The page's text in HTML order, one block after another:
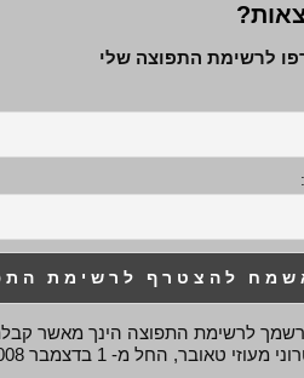
לרשימת התפוצה שלי
לרשימת התפוצה הינך מאשר
מעוזי טאובר, החל מ- 1 בדצמבר 2008.